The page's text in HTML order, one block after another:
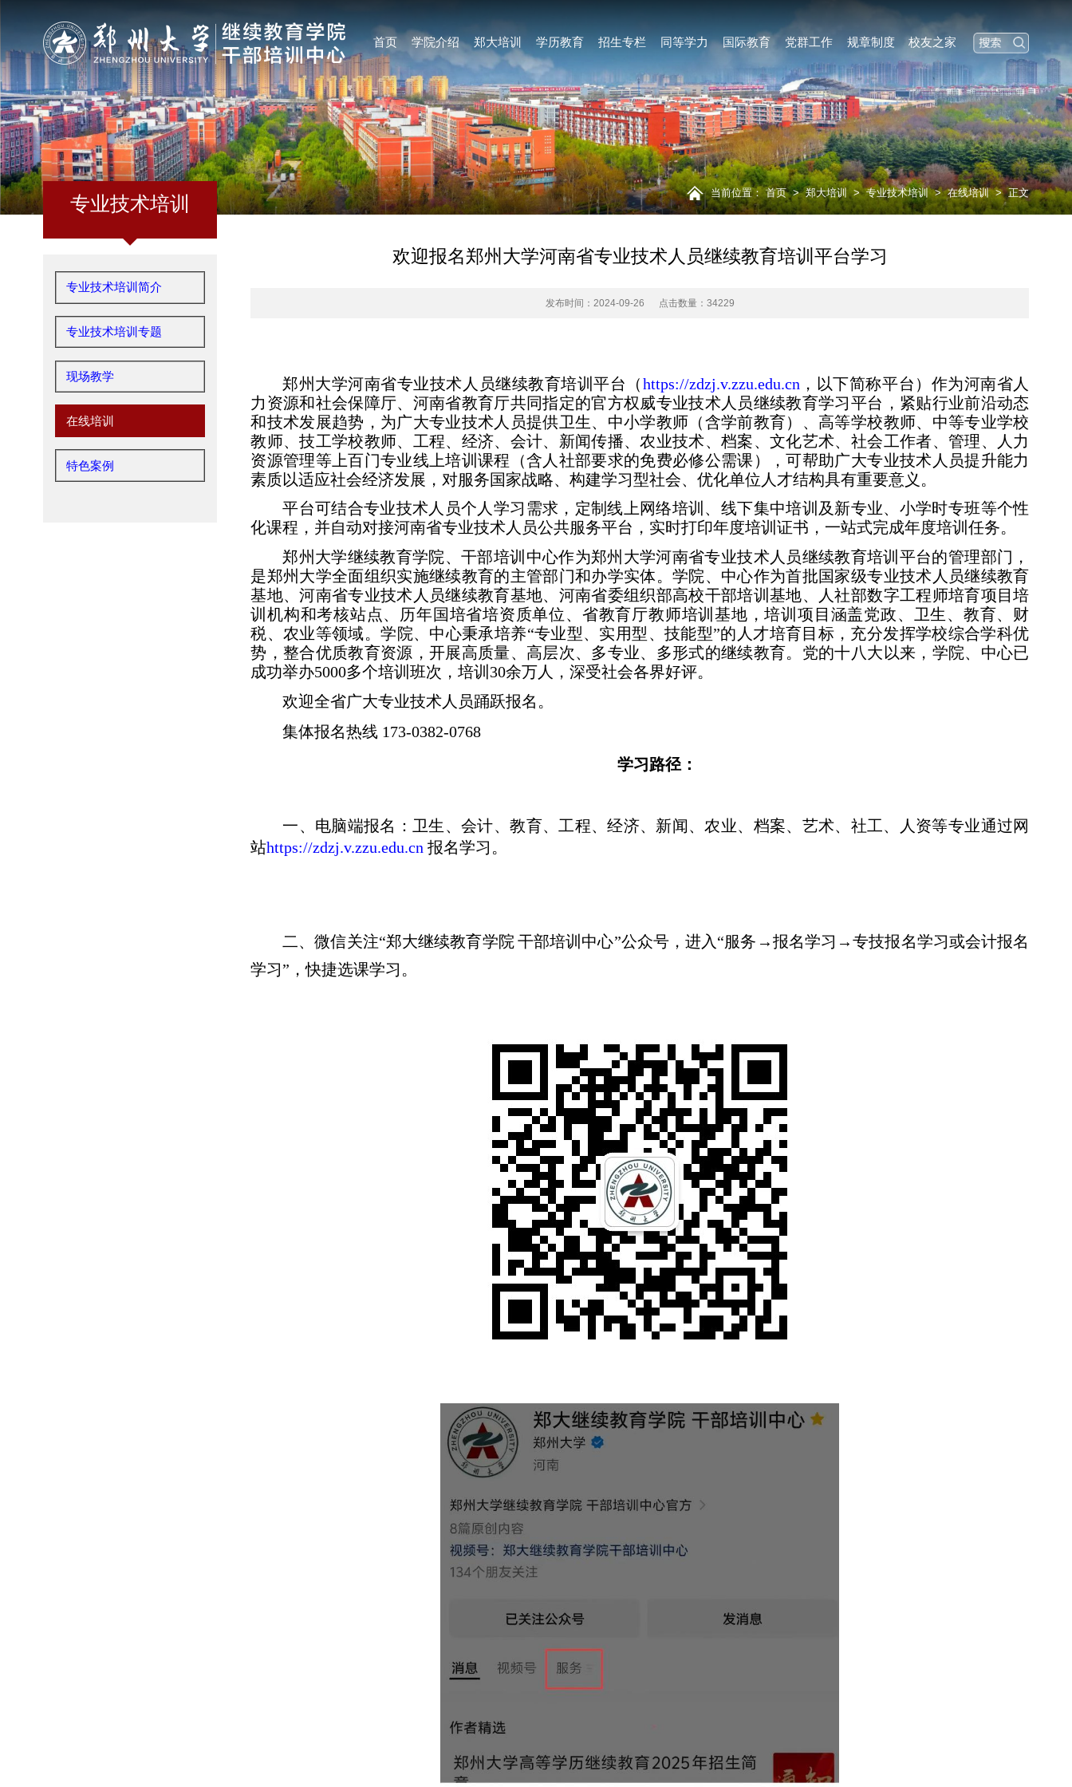
首页 学院介绍 郑大培训 学历教育 招生专栏 同等学力 国际教育 党群工作 规章制度 校友之家
当前位置： 首页>郑大培训 >专业技术培训 >在线培训>正文
专业技术培训
专业技术培训简介
专业技术培训专题
现场教学
在线培训
特色案例
欢迎报名郑州大学河南省专业技术人员继续教育培训平台学习
发布时间：2024-09-26 点击数量： 34229
郑州大学河南省专业技术人员继续教育培训平台（https://zdzj.v.zzu.edu.cn ，以下简称平台）作为河南省人
力资源和社会保障厅、河南省教育厅共同指定的官方权威专业技术人员继续教育学习平台，紧贴行业前沿动态
和技术发展趋势，为广大专业技术人员提供卫生、中小学教师（含学前教育）、高等学校教师、中等专业学校
教师、技工学校教师、工程、经济、会计、新闻传播、农业技术、档案、文化艺术、社会工作者、管理、人力
资源管理等上百门专业线上培训课程（含人社部要求的免费必修公需课），可帮助广大专业技术人员提升能力
素质以适应社会经济发展，对服务国家战略、构建学习型社会、优化单位人才结构具有重要意义。
平台可结合专业技术人员个人学习需求，定制线上网络培训、线下集中培训及新专业、小学时专班等个性
化课程，并自动对接河南省专业技术人员公共服务平台，实时打印年度培训证书，一站式完成年度培训任务。
郑州大学继续教育学院、干部培训中心作为郑州大学河南省专业技术人员继续教育培训平台的管理部门，
是郑州大学全面组织实施继续教育的主管部门和办学实体。学院、中心作为首批国家级专业技术人员继续教育
基地、河南省专业技术人员继续教育基地、河南省委组织部高校干部培训基地、人社部数字工程师培育项目培
训机构和考核站点、历年国培省培资质单位、省教育厅教师培训基地，培训项目涵盖党政、卫生、教育、财
税、农业等领域。学院、中心秉承培养“专业型、实用型、技能型”的人才培育目标，充分发挥学校综合学科优
势，整合优质教育资源，开展高质量、高层次、多专业、多形式的继续教育。党的十八大以来，学院、中心已
成功举办5000多个培训班次，培训30余万人，深受社会各界好评。
欢迎全省广大专业技术人员踊跃报名。
集体报名热线 173-0382-0768
学习路径：
一、电脑端报名：卫生、会计、教育、工程、经济、新闻、农业、档案、艺术、社工、人资等专业通过网
站https://zdzj.v.zzu.edu.cn 报名学习。
二、微信关注“郑大继续教育学院干部培训中心”公众号，进入“服务→报名学习→专技报名学习或会计报名
学习”，快捷选课学习。